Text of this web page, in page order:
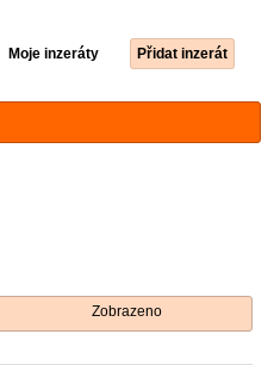
Moje inzeráty Přidat inzerát
Zobrazeno